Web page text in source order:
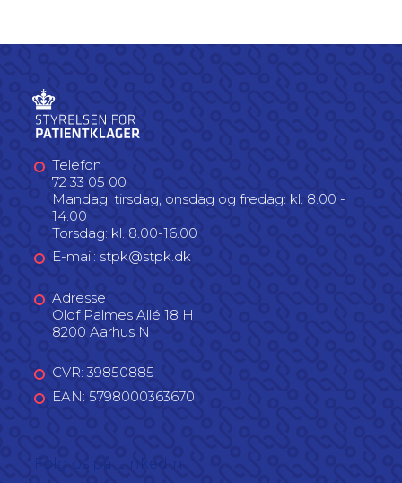
Telefon
72 33 05 00
Mandag, tirsdag, onsdag og fredag: kl. 8.00 -
14.00
Torsdag: kl. 8.00-16.00
E-mail: stpk@stpk.dk
Adresse
Olof Palmes Allé 18 H
8200 Aarhus N
CVR: 39850885
EAN: 5798000363670